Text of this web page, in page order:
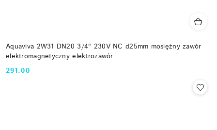
Aquaviva 2W31 DN20 3/4" 230V NC d25mm mosiężny zawór
elektromagnetyczny elektrozawór
Cena:
291.00